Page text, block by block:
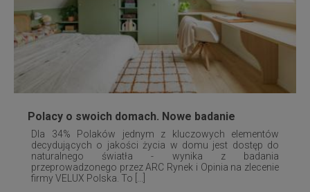
Polacy o swoich domach. Nowe badanie
Dla 34% Polaków jednym z kluczowych elementów
decydujących o jakości życia w domu jest dostęp do
naturalnego światła - wynika z badania
przeprowadzonego przez ARC Rynek i Opinia na zlecenie
firmy VELUX Polska. To [...]